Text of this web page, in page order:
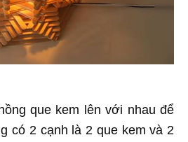
que kem lên với nhau để
có 2 cạnh là 2 que kem và 2